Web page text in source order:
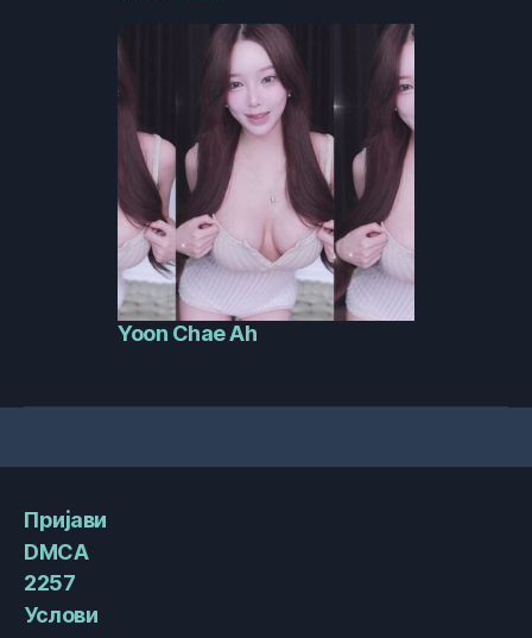
Yoon Chae Ah
Пријави
DMCA
2257
Услови